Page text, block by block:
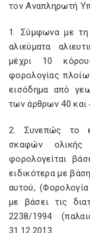
τον Αναπληρωτή
1. Σύμφωνα με τη
αλιεύματα
μέχρι 10
φορολογίας
εισόδημα από
των άρθρων 40 και
2. Συνεπώς το
σκαφών ολικής
φορολογείται
ειδικότερα με
αυτού,
με βάσει τις
2238/1994
31.12.2013.